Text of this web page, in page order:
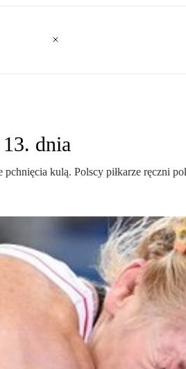
dnia
kulą. Polscy piłkarze ręczni